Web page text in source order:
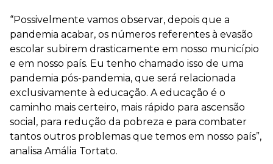
“Possivelmente vamos observar, depois que a
pandemia acabar, os números referentes à evasão
escolar subirem drasticamente em nosso município
e em nosso país. Eu tenho chamado isso de uma
pandemia pós-pandemia, que será relacionada
exclusivamente à educação. A educação é o
caminho mais certeiro, mais rápido para ascensão
social, para redução da pobreza e para combater
tantos outros problemas que temos em nosso país”,
analisa Amália Tortato.